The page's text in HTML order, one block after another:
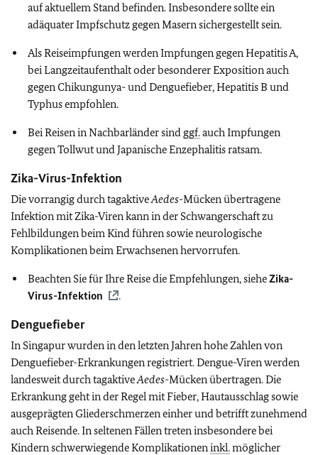
auf aktuellem Stand befinden. Insbesondere sollte ein
adäquater Impfschutz gegen Masern sichergestellt sein.
Als Reiseimpfungen werden Impfungen gegen Hepatitis A,
bei Langzeitaufenthalt oder besonderer Exposition auch
gegen Chikungunya- und Denguefieber, Hepatitis B und
Typhus empfohlen.
Bei Reisen in Nachbarländer sind ggf.auch Impfungen
gegen Tollwut und Japanische Enzephalitis ratsam.
Zika-Virus-Infektion
Die vorrangig durch tagaktiveAedes-Mücken übertragene
Infektion mit Zika-Viren kann in der Schwangerschaft zu
Fehlbildungen beim Kind führen sowie neurologische
Komplikationen beim Erwachsenen hervorrufen.
Beachten Sie für Ihre Reise die Empfehlungen, sieheZika-
Virus-Infektion
.
Denguefieber
In Singapur wurden in den letzten Jahren hohe Zahlen von
Denguefieber-Erkrankungen registriert. Dengue-Viren werden
landesweit durch tagaktiveAedes-Mücken übertragen. Die
Erkrankung geht in der Regel mit Fieber, Hautausschlag sowie
ausgeprägten Gliederschmerzen einher und betrifft zunehmend
auch Reisende. In seltenen Fällen treten insbesondere bei
Kindern schwerwiegende Komplikationeninkl.möglicher